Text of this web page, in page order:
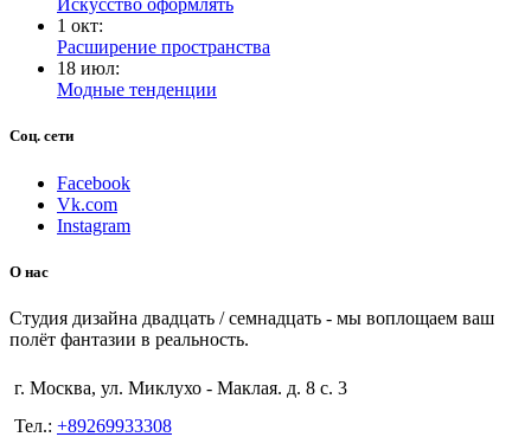
Искусство оформлять
1 окт:
Расширение пространства
18 июл:
Модные тенденции
Соц. сети
Facebook
Vk.com
Instagram
О нас
Студия дизайна двадцать / семнадцать - мы воплощаем ваш
полёт фантазии в реальность.
г. Москва, ул. Миклухо - Маклая. д. 8 с. 3
Тел.: +89269933308